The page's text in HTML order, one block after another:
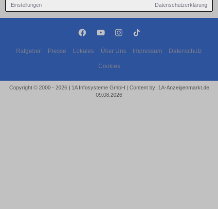
Einstellungen Datenschutzerklärung
Ratgeber Presse Lokales Über Uns Impressum Datenschutz
Cookies
Copyright © 2000 - 2026 | 1A Infosysteme GmbH | Content by: 1A-Anzeigenmarkt.de
09.08.2026